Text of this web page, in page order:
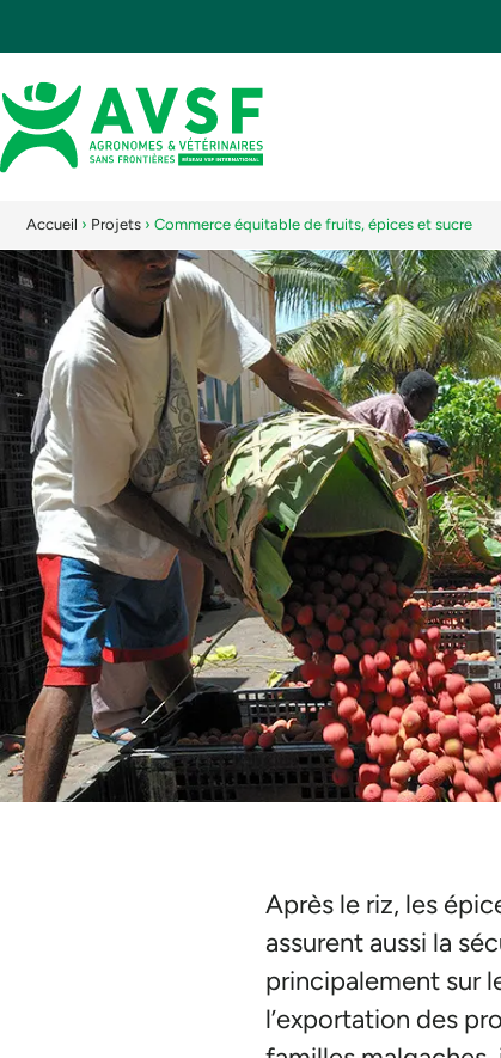
Accueil › Projets › Commerce équitable de fruits, épices et sucre
Après le riz, les
assurent aussi la
principalement sur
l’exportation des